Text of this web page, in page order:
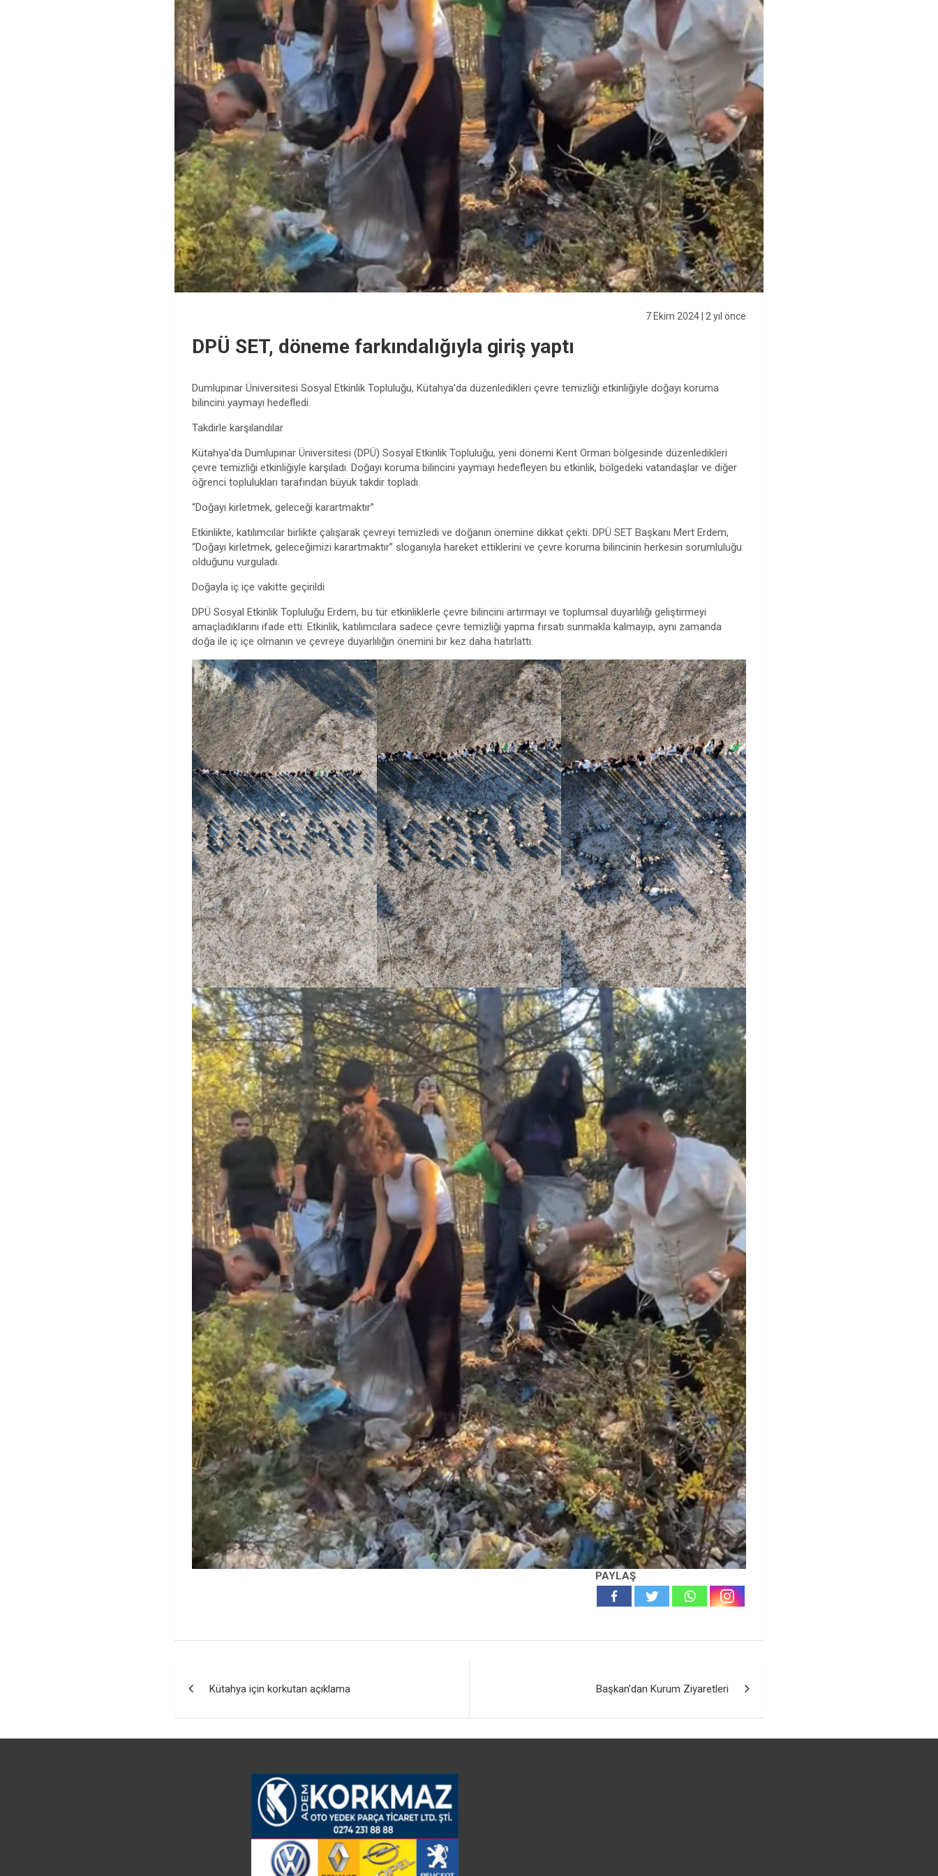
7 Ekim 2024| 2 yıl önce
DPÜ SET, döneme farkındalığıyla giriş yaptı
Dumlupınar Üniversitesi Sosyal Etkinlik Topluluğu, Kütahya’da düzenledikleri çevre temizliği etkinliğiyle doğayı koruma
bilincini yaymayı hedefledi.
Takdirle karşılandılar
Kütahya’da Dumlupınar Üniversitesi (DPÜ) Sosyal Etkinlik Topluluğu, yeni dönemi Kent Orman bölgesinde düzenledikleri
çevre temizliği etkinliğiyle karşıladı. Doğayı koruma bilincini yaymayı hedefleyen bu etkinlik, bölgedeki vatandaşlar ve diğer
öğrenci toplulukları tarafından büyük takdir topladı.
“Doğayı kirletmek, geleceği karartmaktır”
Etkinlikte, katılımcılar birlikte çalışarak çevreyi temizledi ve doğanın önemine dikkat çekti. DPÜ SET Başkanı Mert Erdem,
“Doğayı kirletmek, geleceğimizi karartmaktır” sloganıyla hareket ettiklerini ve çevre koruma bilincinin herkesin sorumluluğu
olduğunu vurguladı.
Doğayla iç içe vakitte geçirildi
DPÜ Sosyal Etkinlik Topluluğu Erdem, bu tür etkinliklerle çevre bilincini artırmayı ve toplumsal duyarlılığı geliştirmeyi
amaçladıklarını ifade etti. Etkinlik, katılımcılara sadece çevre temizliği yapma fırsatı sunmakla kalmayıp, aynı zamanda
doğa ile iç içe olmanın ve çevreye duyarlılığın önemini bir kez daha hatırlattı.
PAYLAŞ
gezinmesi
Kütahya için korkutan açıklama Başkan’dan Kurum Ziyaretleri